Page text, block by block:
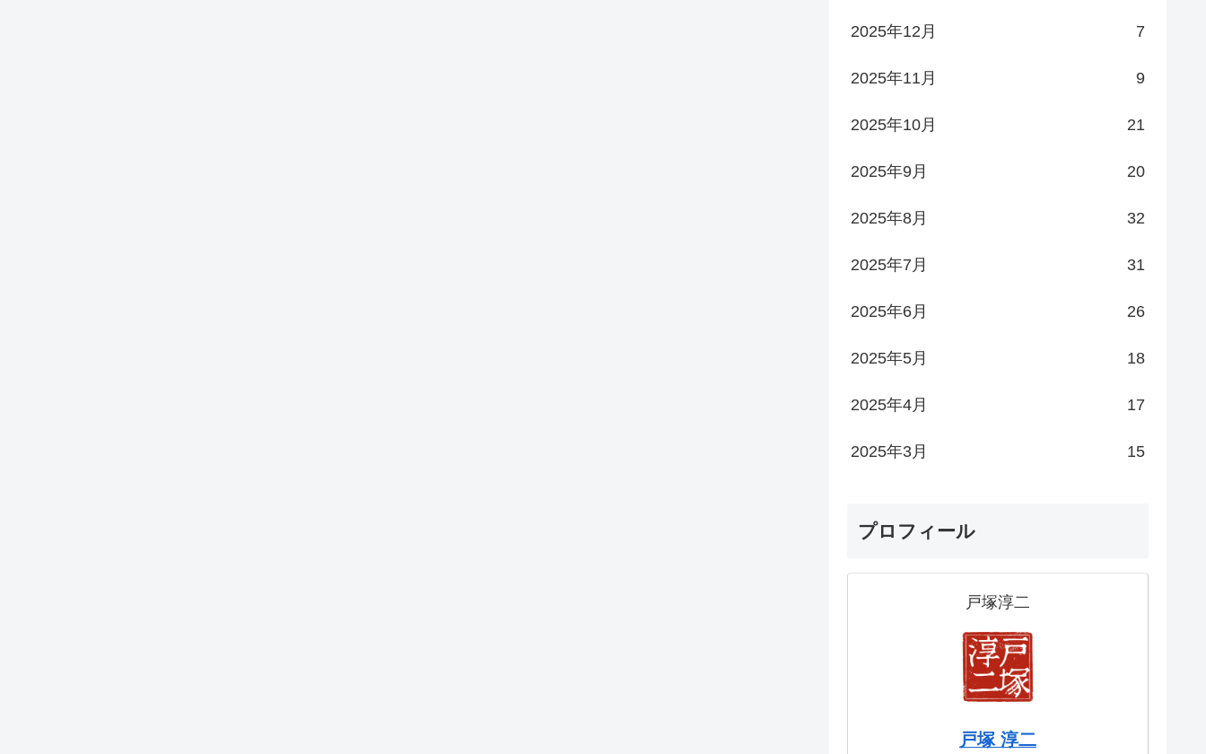
2025年12月 7
2025年11月 9
2025年10月 21
2025年9月 20
2025年8月 32
2025年7月 31
2025年6月 26
2025年5月 18
2025年4月 17
2025年3月 15
プロフィール
戸塚淳二
戸塚 淳二